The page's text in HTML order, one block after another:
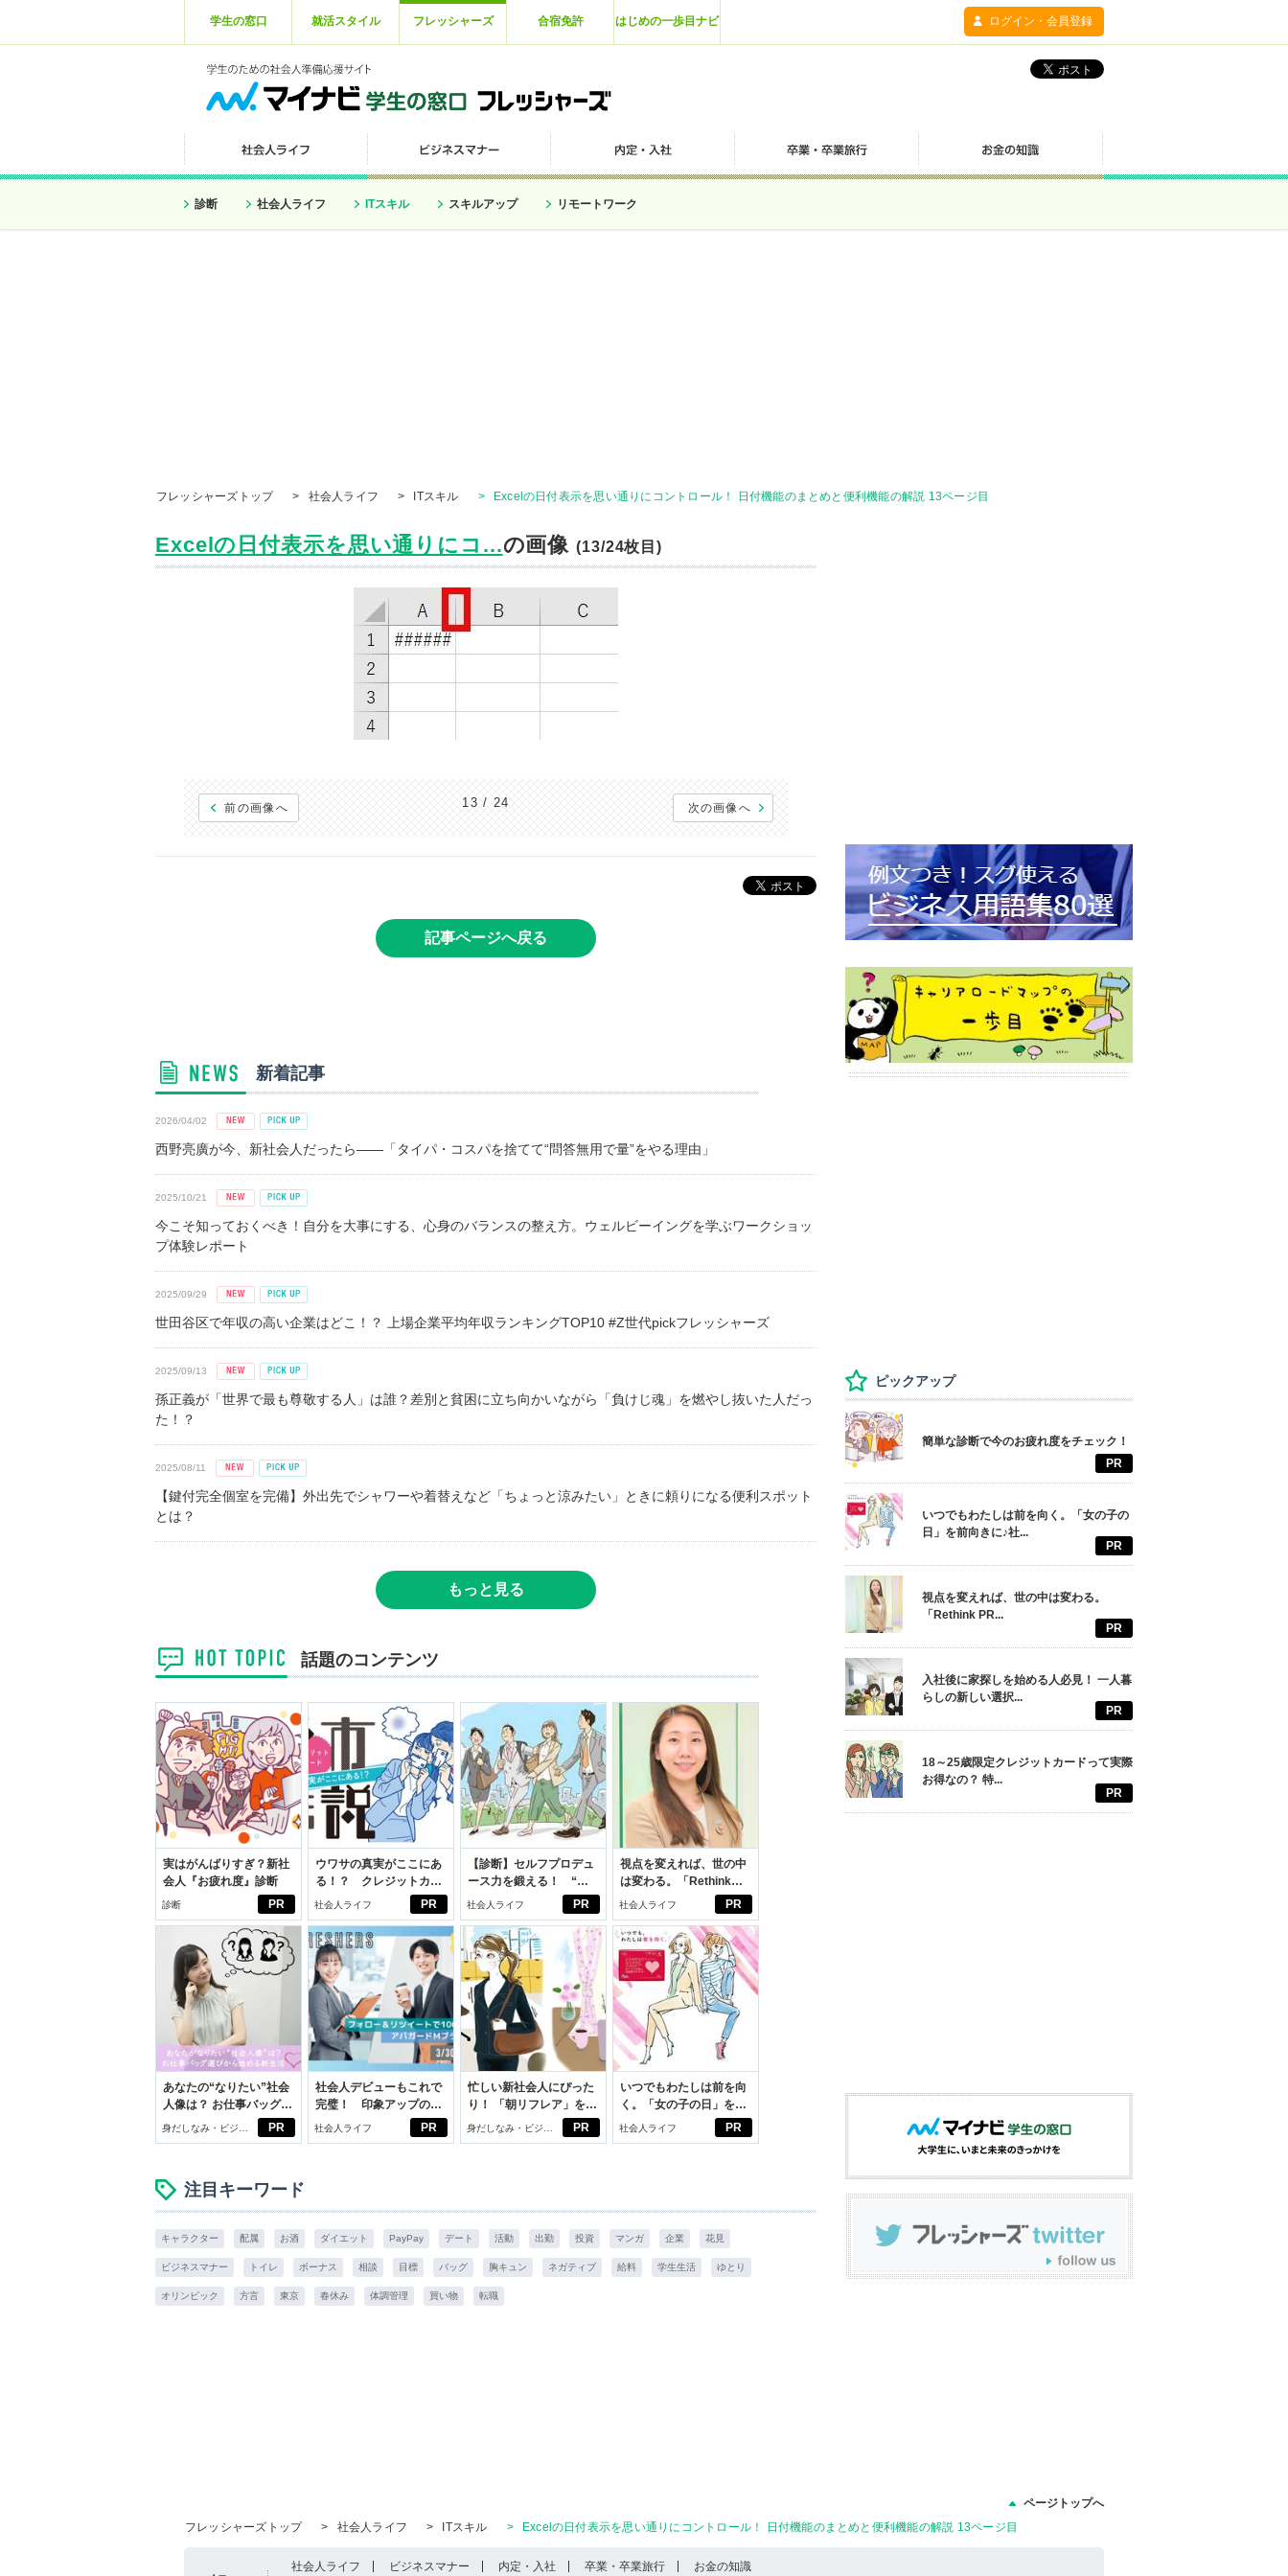
学生の窓口 就活スタイル フレッシャーズ 合宿免許 はじめの一歩目ナビ ログイン・会員登録
診断 社会人ライフ ITスキル スキルアップ リモートワーク
フレッシャーズトップ > 社会人ライフ > ITスキル > Excelの日付表示を思い通りにコントロール！ 日付機能のまとめと便利機能の解説 13ページ目
Excelの日付表示を思い通りにコ...の画像(13/24枚目)
前の画像へ 13 / 24 次の画像へ
記事ページへ戻る
新着記事
2026/04/02
西野亮廣が今、新社会人だったら――「タイパ・コスパを捨てて“問答無用で量”をやる理由」
2025/10/21
今こそ知っておくべき！自分を大事にする、心身のバランスの整え方。ウェルビーイングを学ぶワークショッ
プ体験レポート
2025/09/29
世田谷区で年収の高い企業はどこ！？ 上場企業平均年収ランキングTOP10 #Z世代pickフレッシャーズ
2025/09/13
孫正義が「世界で最も尊敬する人」は誰？差別と貧困に立ち向かいながら「負けじ魂」を燃やし抜いた人だっ
た！？
2025/08/11
【鍵付完全個室を完備】外出先でシャワーや着替えなど「ちょっと涼みたい」ときに頼りになる便利スポット
とは？
もっと見る
話題のコンテンツ
PR
実はがんばりすぎ？新社
会人『お疲れ度』診断
診断 PR
ウワサの真実がここにあ
る！？ クレジットカー
ドの都市伝説
社会人ライフ PR
【診断】セルフプロデュ
ース力を鍛える！ “ジ
ブン観”診断
社会人ライフ PR
視点を変えれば、世の中
は変わる。「Rethink
PROJECT」がつたえた
社会人ライフ
PR
あなたの“なりたい”社会
人像は？ お仕事バッグ選
びから始める新生活
身だしなみ・ビジネ
スアイテム
PR
社会人デビューもこれで
完璧！ 印象アップのセ
ルフプロデュース術
社会人ライフ PR
忙しい新社会人にぴった
り！ 「朝リフレア」をは
じめよう。しっかりニオ
イケアして24時間快適。
身だしなみ・ビジネ
スアイテム
PR
いつでもわたしは前を向
く。「女の子の日」を前
向きに♪社会人エリ・大
社会人ライフ
注目キーワード
キャラクター 配属 お酒 ダイエット PayPay デート 活動 出勤 投資 マンガ 企業 花見
ビジネスマナー トイレ ボーナス 相談 目標 バッグ 胸キュン ネガティブ 給料 学生生活 ゆとり
オリンピック 方言 東京 春休み 体調管理 買い物 転職
ピックアップ
簡単な診断で今のお疲れ度をチェック！
PR
いつでもわたしは前を向く。「女の子の
日」を前向きに♪社...
PR
視点を変えれば、世の中は変わる。
「Rethink PR...
PR
入社後に家探しを始める人必見！ 一人暮
らしの新しい選択...
PR
18～25歳限定クレジットカードって実際
お得なの？ 特...
PR
ページトップへ
フレッシャーズトップ
> 社会人ライフ > ITスキル > Excelの日付表示を思い通りにコントロール！ 日付機能のまとめと便利機能の解説 13ページ目
社会人ライフ ビジネスマナー 内定・入社 卒業・卒業旅行 お金の知識